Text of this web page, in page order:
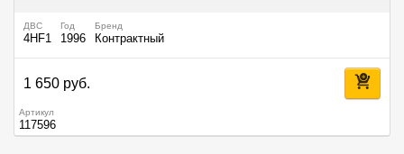
ДВС
4HF1
Год
1996
Бренд
Контрактный
1 650 руб.
Артикул
117596